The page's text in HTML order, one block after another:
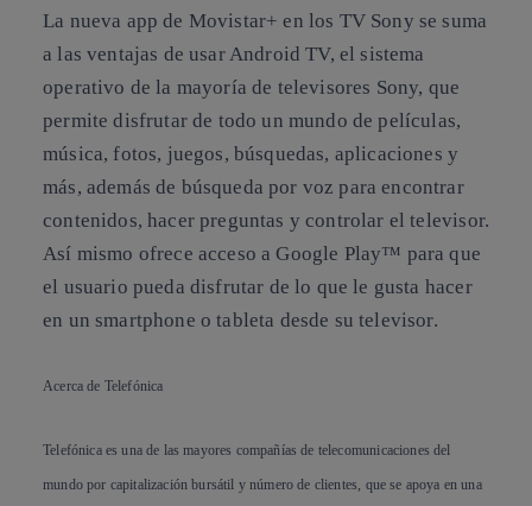
La nueva app de Movistar+ en los TV Sony se suma
a las ventajas de usar Android TV, el sistema
operativo de la mayoría de televisores Sony, que
permite disfrutar de todo un mundo de películas,
música, fotos, juegos, búsquedas, aplicaciones y
más, además de búsqueda por voz para encontrar
contenidos, hacer preguntas y controlar el televisor.
Así mismo ofrece acceso a Google Play™ para que
el usuario pueda disfrutar de lo que le gusta hacer
en un smartphone o tableta desde su televisor.
Acerca de Telefónica
Telefónica es una de las mayores compañías de telecomunicaciones del
mundo por capitalización bursátil y número de clientes, que se apoya en una